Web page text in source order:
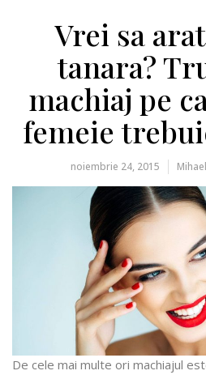
Vrei sa
tanara?
machiaj pe
femeie
noiembrie 24, 2015
De cele mai multe ori machiajul